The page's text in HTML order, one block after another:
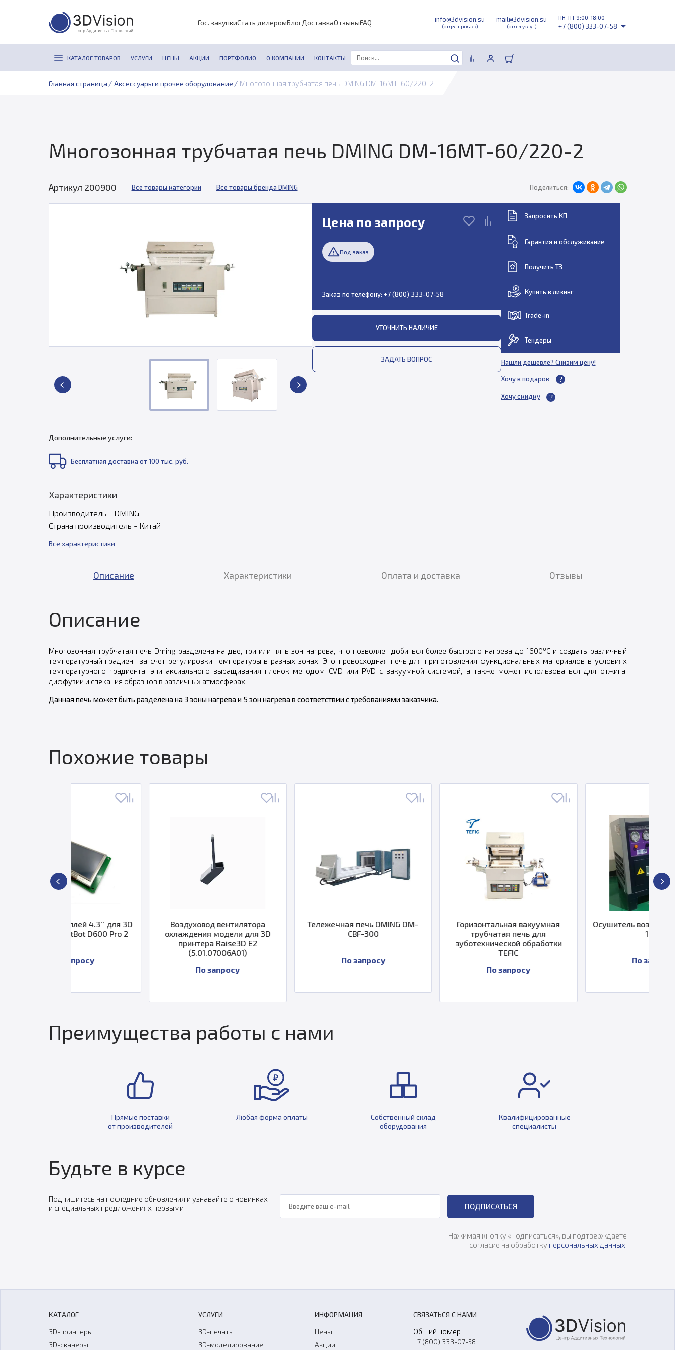
Гос. закупкиСтать дилеромБлогДоставкаОтзывыFAQ info@3dvision.su
(отдел продаж)
mail@3dvision.su
(отдел услуг)
ПН-ПТ 9:00-18:00
+7 (800) 333-07-58
КАТАЛОГ ТОВАРОВ УСЛУГИ ЦЕНЫ АКЦИИ ПОРТФОЛИО О КОМПАНИИ КОНТАКТЫ
Главная страница / Аксессуары и прочее оборудование / Многозонная трубчатая печь DMING DM-16MT-60/220-2
Многозонная трубчатая печь DMING DM-16MT-60/220-2
Артикул 200900 Все товары категории Все товары бренда DMING Поделиться:
Цена по запросу
Под заказ
Заказ по телефону: +7 (800) 333-07-58
УТОЧНИТЬ НАЛИЧИЕ
ЗАДАТЬ ВОПРОС
Запросить КП
Гарантия и обслуживание
Получить ТЗ
Купить в лизинг
Trade-in
Тендеры
Нашли дешевле? Снизим цену!
Хочу в подарок
Хочу скидку
Дополнительные услуги:
Бесплатная доставка от 100 тыс. руб.
Характеристики
Производитель - DMING
Страна производитель - Китай
Все характеристики
Описание Характеристики Оплата и доставка Отзывы
Описание
Многозонная трубчатая печь Dming разделена на две, три или пять зон нагрева, что позволяет добиться более быстрого нагрева до 1600oC и создать различный
температурный градиент за счет регулировки температуры в разных зонах. Это превосходная печь для приготовления функциональных материалов в условиях
температурного градиента, эпитаксиального выращивания пленок методом CVD или PVD с вакуумной системой, а также может использоваться для отжига,
диффузии и спекания образцов в различных атмосферах.
Данная печь может быть разделена на 3 зоны нагрева и 5 зон нагрева в соответствии с требованиями заказчика.
Похожие товары
4.3'' для 3D
Воздуховод вентилятора
охлаждения модели для 3D
принтера Raise3D E2
Тележечная печь DMING DM-
Горизонтальная вакуумная
трубчатая печь для
зуботехнической обработки
Осушитель воздуха Eplus3D ED-
Преимущества работы с нами
Прямые поставки
от производителей
Любая форма оплаты
Собственный склад
оборудования
Квалифицированные
специалисты
Будьте в курсе
Подпишитесь на последние обновления и узнавайте о новинках
и специальных предложениях первыми
ПОДПИСАТЬСЯ
Нажимая кнопку «Подписаться», вы подтверждаете
согласие на обработку персональных данных.
КАТАЛОГ
3D-принтеры
3D-сканеры
УСЛУГИ
3D-печать
3D-моделирование
ИНФОРМАЦИЯ
Цены
Акции
СВЯЗАТЬСЯ С НАМИ
Общий номер
+7 (800) 333-07-58